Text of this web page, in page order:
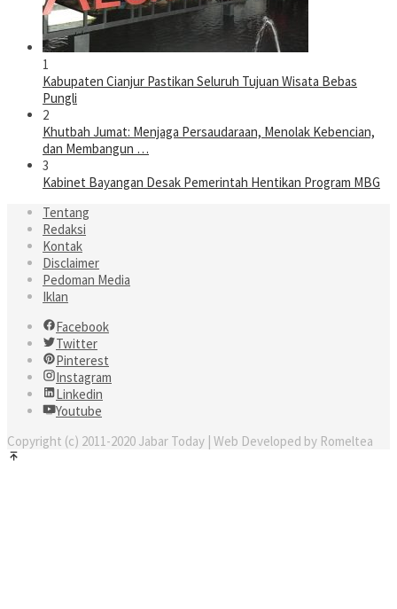
1
Kabupaten Cianjur Pastikan Seluruh Tujuan Wisata Bebas
Pungli
2
Khutbah Jumat: Menjaga Persaudaraan, Menolak Kebencian,
dan Membangun …
3
Kabinet Bayangan Desak Pemerintah Hentikan Program MBG
Tentang
Redaksi
Kontak
Disclaimer
Pedoman Media
Iklan
Facebook
Twitter
Pinterest
Instagram
Linkedin
Youtube
Copyright (c) 2011-2020 Jabar Today | Web Developed by Romeltea